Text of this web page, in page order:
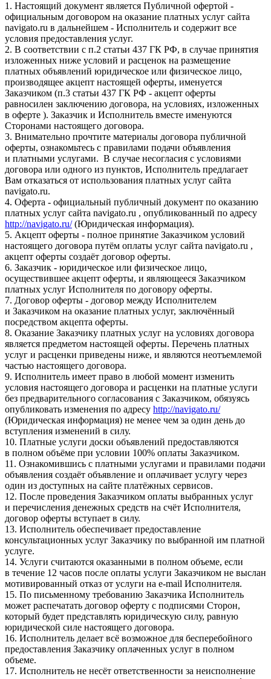
1. Настоящий документ является Публичной офертой -
официальным договором на оказание платных услуг сайта
navigato.ru в дальнейшем - Исполнитель и содержит все
условия предоставления услуг.
2. В соответствии с п.2 статьи 437 ГК РФ, в случае принятия
изложенных ниже условий и расценок на размещение
платных объявлений юридическое или физическое лицо,
производящее акцепт настоящей оферты, именуется
Заказчиком (п.3 статьи 437 ГК РФ - акцепт оферты
равносилен заключению договора, на условиях, изложенных
в оферте ). Заказчик и Исполнитель вместе именуются
Сторонами настоящего договора.
3. Внимательно прочтите материалы договора публичной
оферты, ознакомьтесь с правилами подачи объявления
и платными услугами. В случае несогласия с условиями
договора или одного из пунктов, Исполнитель предлагает
Вам отказаться от использования платных услуг сайта
navigato.ru.
4. Оферта - официальный публичный документ по оказанию
платных услуг сайта navigato.ru , опубликованный по адресу
http://navigato.ru/(Юридическая информация).
5. Акцепт оферты - полное принятие Заказчиком условий
настоящего договора путём оплаты услуг сайта navigato.ru ,
акцепт оферты создаёт договор оферты.
6. Заказчик - юридическое или физическое лицо,
осуществившее акцепт оферты, и являющееся Заказчиком
платных услуг Исполнителя по договору оферты.
7. Договор оферты - договор между Исполнителем
и Заказчиком на оказание платных услуг, заключённый
посредством акцепта оферты.
8. Оказание Заказчику платных услуг на условиях договора
является предметом настоящей оферты. Перечень платных
услуг и расценки приведены ниже, и являются неотъемлемой
частью настоящего договора.
9. Исполнитель имеет право в любой момент изменить
условия настоящего договора и расценки на платные услуги
без предварительного согласования с Заказчиком, обязуясь
опубликовать изменения по адресу http://navigato.ru/
(Юридическая информация) не менее чем за один день до
вступления изменений в силу.
10. Платные услуги доски объявлений предоставляются
в полном объёме при условии 100% оплаты Заказчиком.
11. Ознакомившись с платными услугами и правилами подачи
объявления создаёт объявление и оплачивает услугу через
один из доступных на сайте платёжных сервисов.
12. После проведения Заказчиком оплаты выбранных услуг
и перечисления денежных средств на счёт Исполнителя,
договор оферты вступает в силу.
13. Исполнитель обеспечивает предоставление
консультационных услуг Заказчику по выбранной им платной
услуге.
14. Услуги считаются оказанными в полном объеме, если
в течение 12 часов после оплаты услуги Заказчиком не выслан
мотивированный отказ от услуги на e-mail Исполнителя.
15. По письменному требованию Заказчика Исполнитель
может распечатать договор оферту с подписями Сторон,
который будет представлять юридическую силу, равную
юридической силе настоящего договора.
16. Исполнитель делает всё возможное для бесперебойного
предоставления Заказчику оплаченных услуг в полном
объеме.
17. Исполнитель не несёт ответственности за неисполнение